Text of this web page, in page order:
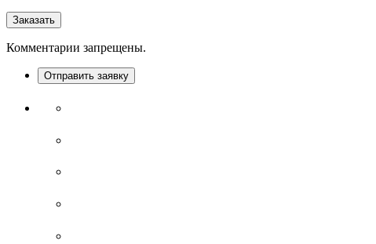
Заказать
Комментарии запрещены.
Отправить заявку